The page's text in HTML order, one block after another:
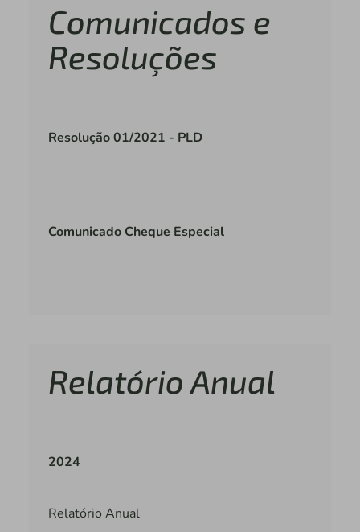
Comunicados e
Resoluções
Resolução 01/2021 - PLD
Comunicado Cheque Especial
Relatório Anual
2024
Relatório Anual